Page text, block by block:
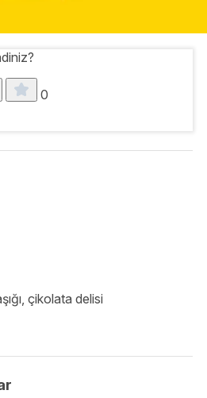
0
çikolata delisi